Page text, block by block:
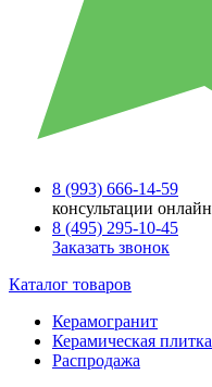
8 (993) 666-14-59
консультации онлайн
8 (495) 295-10-45
Заказать звонок
Каталог товаров
Керамогранит
Керамическая плитка
Распродажа